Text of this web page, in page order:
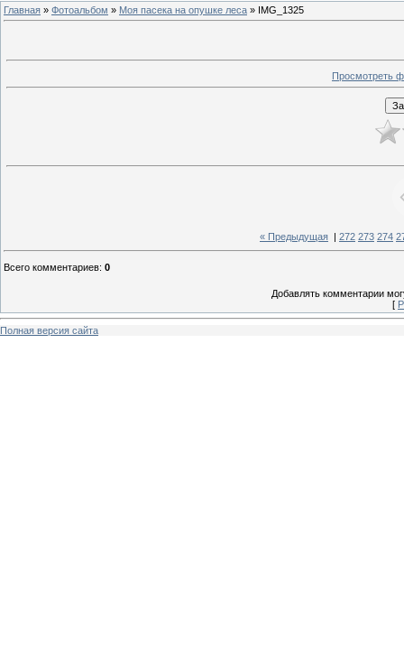
Главная » Фотоальбом » Моя пасека на опушке леса » IMG_1325
Просмотреть
« Предыдущая 272 273 274
Всего комментариев: 0
Добавлять комментарии
[
Полная версия сайта